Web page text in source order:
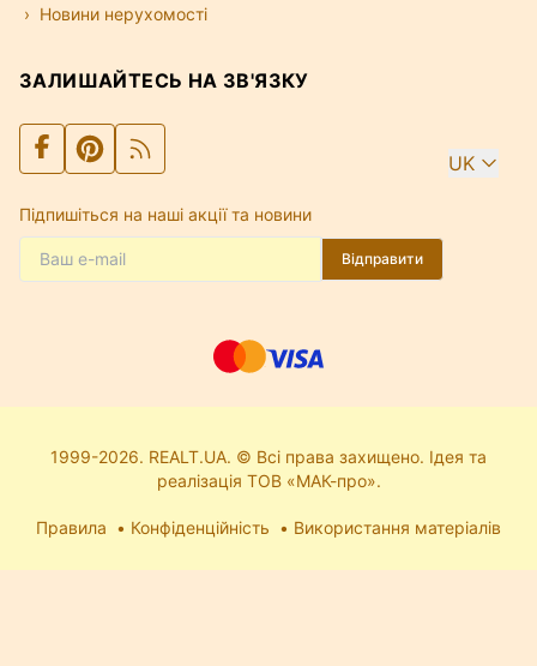
Новини нерухомості
ЗАЛИШАЙТЕСЬ НА ЗВ'ЯЗКУ
UK
Підпишіться на наші акції та новини
Відправити
1999-2026. REALT.UA. © Всі права захищено. Ідея та
реалізація ТОВ «МАК-про».
Правила Конфіденційність Використання матеріалів